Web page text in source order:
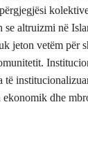
se altruizmi në
jeton vetëm për
të
dhe